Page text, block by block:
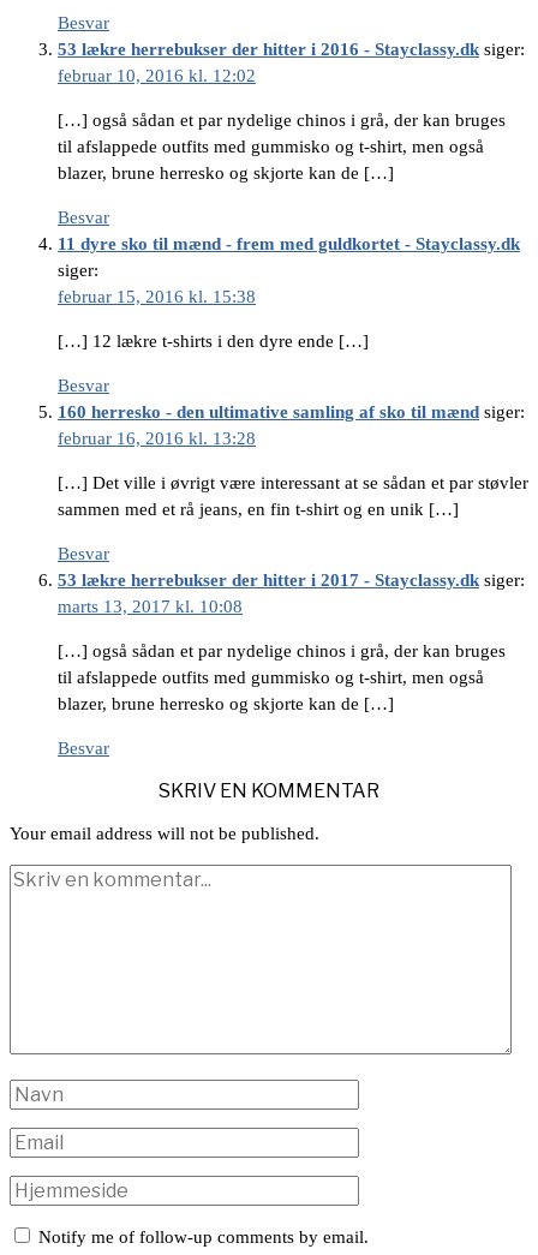
Besvar
53 lækre herrebukser der hitter i 2016 - Stayclassy.dk siger:
februar 10, 2016 kl. 12:02
[…] også sådan et par nydelige chinos i grå, der kan bruges
til afslappede outfits med gummisko og t-shirt, men også
blazer, brune herresko og skjorte kan de […]
Besvar
11 dyre sko til mænd - frem med guldkortet - Stayclassy.dk
siger:
februar 15, 2016 kl. 15:38
[…] 12 lækre t-shirts i den dyre ende […]
Besvar
160 herresko - den ultimative samling af sko til mænd siger:
februar 16, 2016 kl. 13:28
[…] Det ville i øvrigt være interessant at se sådan et par støvler
sammen med et rå jeans, en fin t-shirt og en unik […]
Besvar
53 lækre herrebukser der hitter i 2017 - Stayclassy.dk siger:
marts 13, 2017 kl. 10:08
[…] også sådan et par nydelige chinos i grå, der kan bruges
til afslappede outfits med gummisko og t-shirt, men også
blazer, brune herresko og skjorte kan de […]
Besvar
SKRIV EN KOMMENTAR
Your email address will not be published.
Notify me of follow-up comments by email.